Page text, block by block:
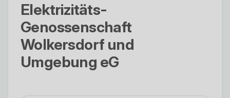
Elektrizitäts-
Genossenschaft
Wolkersdorf und
Umgebung eG